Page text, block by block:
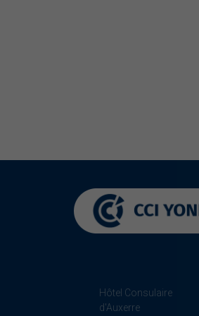
Hôtel Consulaire
d'Auxerre